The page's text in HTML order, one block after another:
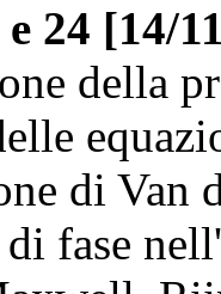
24 [14/
della
di Van
fase